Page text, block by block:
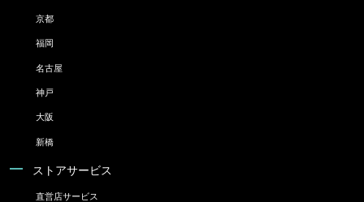
京都
福岡
名古屋
神戸
大阪
新橋
ストアサービス
直営店サービス